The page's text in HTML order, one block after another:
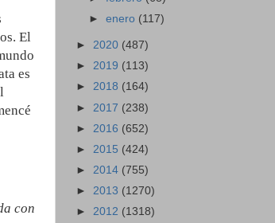
El
es
con
►enero (117)
► 2020 (487)
► 2019 (113)
► 2018 (164)
► 2017 (238)
► 2016 (652)
► 2015 (424)
► 2014 (755)
► 2013 (1270)
► 2012 (1318)